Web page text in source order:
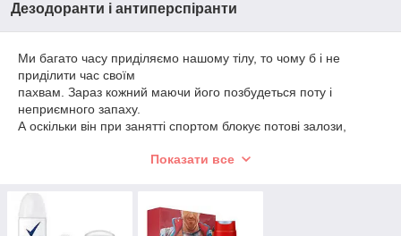
Дезодоранти і антиперспіранти
Ми багато часу приділяємо нашому тілу, то чому б і не
приділити час своїм
пахвам. Зараз кожний маючи його позбудеться поту і
неприємного запаху.
А оскільки він при занятті спортом блокує потові залози,
дію. І це не тільки йдеться мова про жінок, а й чоловіків. Це
нейтралізую й блокує
неприємний запах до 48 годин.
Показати все